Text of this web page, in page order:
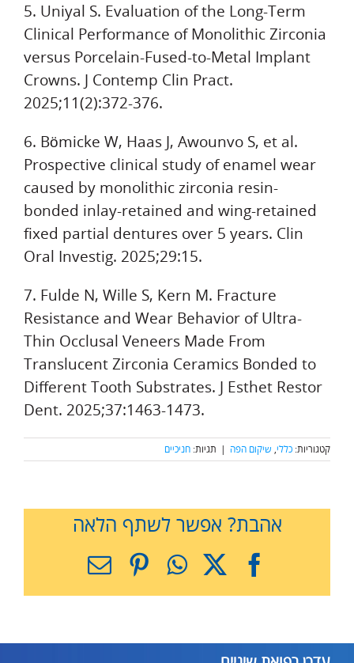
5. Uniyal S. Evaluation of the Long-Term
Clinical Performance of Monolithic Zirconia
versus Porcelain-Fused-to-Metal Implant
Crowns. J Contemp Clin Pract.
2025;11(2):372-376.
6. Bömicke W, Haas J, Awounvo S, et al.
Prospective clinical study of enamel wear
caused by monolithic zirconia resin-
bonded inlay-retained and wing-retained
fixed partial dentures over 5 years. Clin
Oral Investig. 2025;29:15.
7. Fulde N, Wille S, Kern M. Fracture
Resistance and Wear Behavior of Ultra-
Thin Occlusal Veneers Made From
Translucent Zirconia Ceramics Bonded to
Different Tooth Substrates. J Esthet Restor
Dent. 2025;37:1463-1473.
קטגוריות: כללי, שיקום הפה | תגיות: חניכיים
אהבת? אפשר לשתף הלאה
Facebook
X
WhatsApp
Pinterest
כתובת